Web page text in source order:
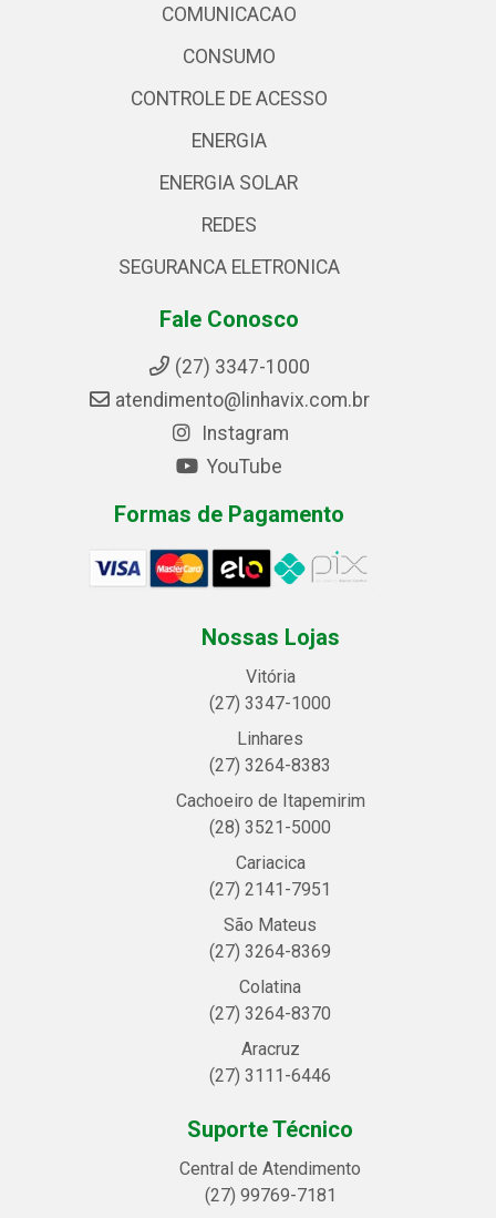
COMUNICACAO
CONSUMO
CONTROLE DE ACESSO
ENERGIA
ENERGIA SOLAR
REDES
SEGURANCA ELETRONICA
Fale Conosco
(27) 3347-1000
atendimento@linhavix.com.br
Instagram
YouTube
Formas de Pagamento
Nossas Lojas
Vitória
(27) 3347-1000
Linhares
(27) 3264-8383
Cachoeiro de Itapemirim
(28) 3521-5000
Cariacica
(27) 2141-7951
São Mateus
(27) 3264-8369
Colatina
(27) 3264-8370
Aracruz
(27) 3111-6446
Suporte Técnico
Central de Atendimento
(27) 99769-7181